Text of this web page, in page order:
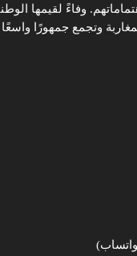
وفاءً لقيمها
وتجمع جمهورًا